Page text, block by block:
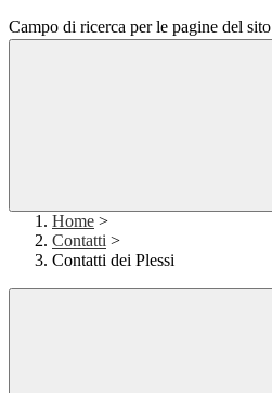
Campo di ricerca per le pagine del sito
Home >
Contatti >
Contatti dei Plessi